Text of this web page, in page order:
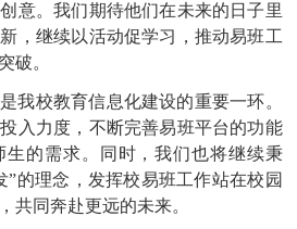
意。我们期待他们在未来的日子里
，继续以活动促学习，推动易班工
破。
我校教育信息化建设的重要一环。
入力度，不断完善易班平台的功能
生的需求。同时，我们也将继续秉
”的理念，发挥校易班工作站在校园
共同奔赴更远的未来。